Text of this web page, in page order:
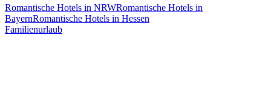
Romantische Hotels in NRWRomantische Hotels in
BayernRomantische Hotels in Hessen
Familienurlaub